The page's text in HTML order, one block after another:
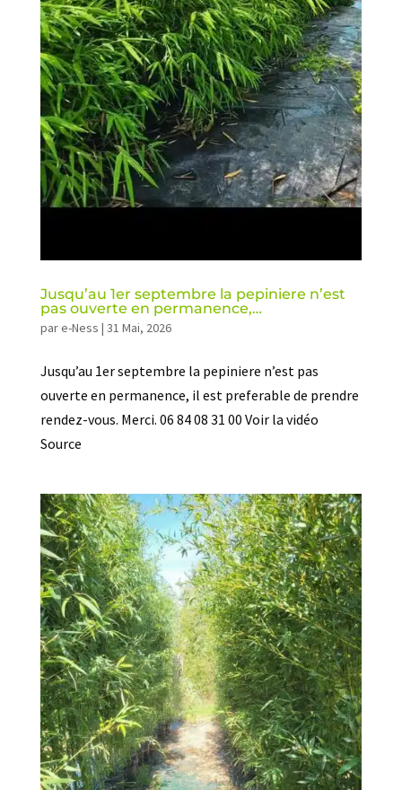
Jusqu’au 1er septembre la pepiniere n’est
pas ouverte en permanence,…
pare-Ness | 31 Mai, 2026
Jusqu’au 1er septembre la pepiniere n’est pas
ouverte en permanence, il est preferable de prendre
rendez-vous. Merci. 06 84 08 31 00 Voir la vidéo
Source